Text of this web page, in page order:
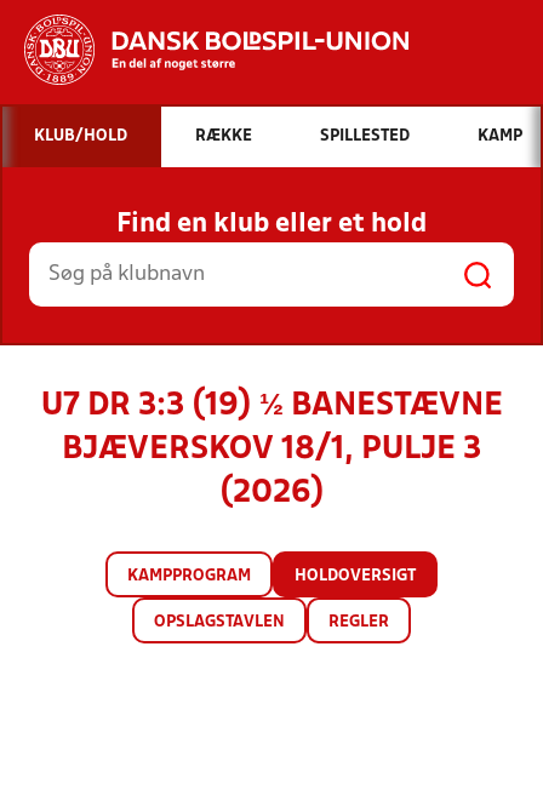
Hvad vil du søge efter?
INDHOLD OG NYHEDER
STILLINGER, RESULTATER, KLUBBER OG
HOLD
KLUB/HOLD RÆKKE SPILLESTED KAMP
Find en klub eller et hold
U7 DR 3:3 (19) ½ BANESTÆVNE
BJÆVERSKOV 18/1, PULJE 3
(2026)
KAMPPROGRAM HOLDOVERSIGT
OPSLAGSTAVLEN REGLER